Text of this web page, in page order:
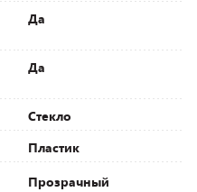
Да
Да
Стекло
Пластик
Прозрачный